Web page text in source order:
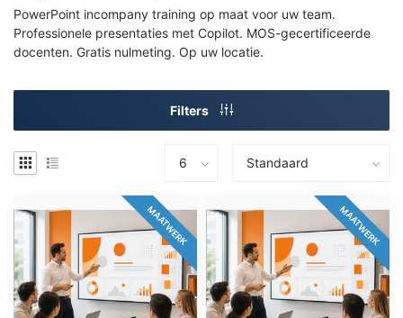
PowerPoint incompany training op maat voor uw team.
Professionele presentaties met Copilot. MOS-gecertificeerde
docenten. Gratis nulmeting. Op uw locatie.
Filters
MAATWERK MAATWERK